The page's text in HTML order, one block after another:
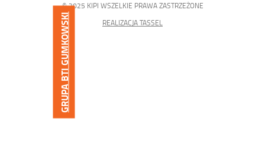
© 2025 KIPI WSZELKIE PRAWA ZASTRZEŻONE
REALIZACJA TASSEL
GRUPA BTI GUMKOWSKI